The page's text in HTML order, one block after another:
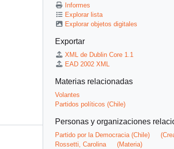
Informes
Explorar lista
Explorar objetos digitales
Exportar
XML de Dublin Core 1.1
EAD 2002 XML
Materias relacionadas
Volantes
Partidos políticos (Chile)
Personas y organizaciones
Partido por la Democracia (Chile)
Rossetti, Carolina
(Materia)